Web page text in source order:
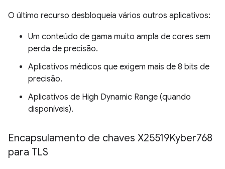
O último recurso desbloqueia vários outros aplicativos:
Um conteúdo de gama muito ampla de cores sem
perda de precisão.
Aplicativos médicos que exigem mais de 8 bits de
precisão.
Aplicativos de High Dynamic Range (quando
disponíveis).
Encapsulamento de chaves X25519Kyber768
para TLS